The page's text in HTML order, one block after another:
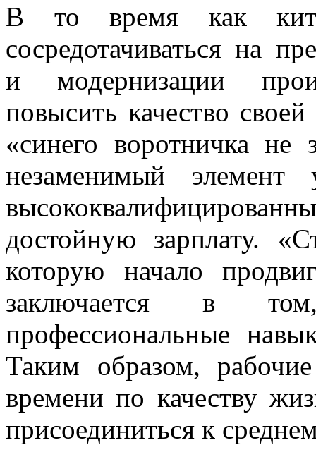
В то время как
сосредотачиваться на
и модернизации
повысить качество
«синего воротничка не
незаменимый элемент
достойную зарплату.
которую начало
заключается в
профессиональные
Таким образом,
времени по качеству
присоединиться к